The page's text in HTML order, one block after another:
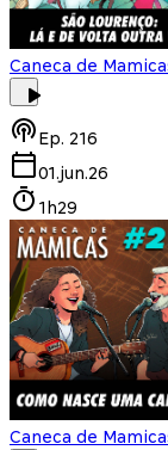
Caneca de
Ep. 216
01.jun.26
1h29
Caneca de